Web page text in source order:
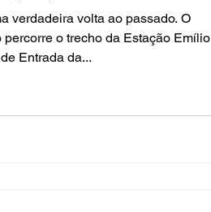
verdadeira volta ao passado. O
percorre o trecho da Estação Emílio
Entrada da...